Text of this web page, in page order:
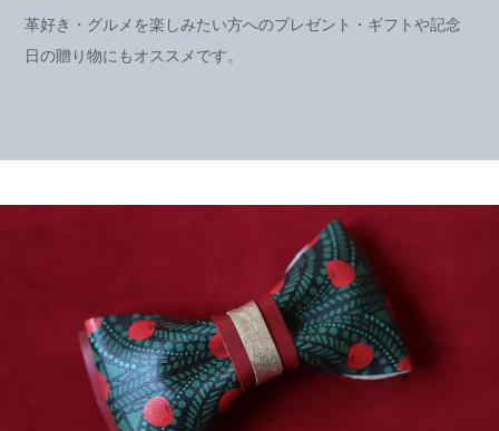
革好き・グルメを楽しみたい方へのプレゼント・ギフトや記念
日の贈り物にもオススメです。